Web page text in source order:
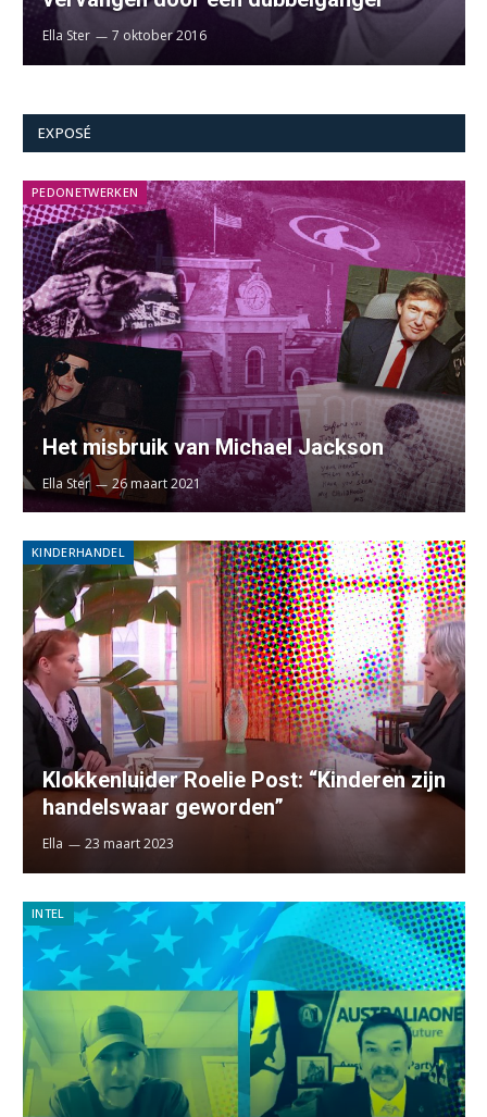
Ella Ster 7 oktober 2016
EXPOSÉ
PEDONETWERKEN
Het misbruik van Michael Jackson
Ella Ster 26 maart 2021
KINDERHANDEL
Klokkenluider Roelie Post: “Kinderen zijn
handelswaar geworden”
Ella 23 maart 2023
INTEL